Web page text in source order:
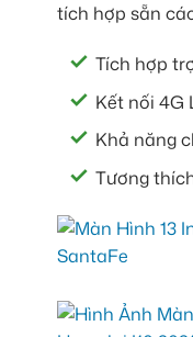
tích hợp sẵn
Tích hợp
Kết nối 4G
Khả năng
Tương